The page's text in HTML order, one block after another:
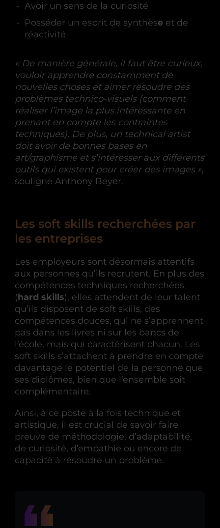
Avoir un sens de la curiosité
Posséder un esprit de synthèse et de
réactivité
« De manière générale, il faut être curieux,
vouloir apprendre constamment de
nouvelles choses et aimer résoudre des
problèmes technico-visuels (comment
réaliser l’image la plus intéressante en
prenant en compte les contraintes
techniques). De plus, un technical artist
doit avoir de bonnes bases en
art/graphisme et s’intéresser aux différents
outils qui existent pour créer des images »,
souligne Anthony Beyer.
Les soft skills recherchées par
les entreprises
Les employeurs sont désormais attentifs
aux personnes qu’ils recrutent. En plus des
compétences techniques recherchées
(hard skills), elles attendent de leur talent
qu’ils disposent de soft skills, des
compétences douces, qui ne s’apprennent
pas dans les livres ni sur les bancs de
l’école, mais qui caractérisent chacun. Les
soft skills s’attachent à prendre en compte
davantage le potentiel de la personne que
ses diplômes, bien que l’ensemble soit
complémentaire.
Ainsi, à ce poste à la fois technique et
artistique, il est crucial de savoir faire
preuve de méthodologie, d’adaptabilité,
de curiosité, d’empathie ou encore de
capacité à résoudre un problème.